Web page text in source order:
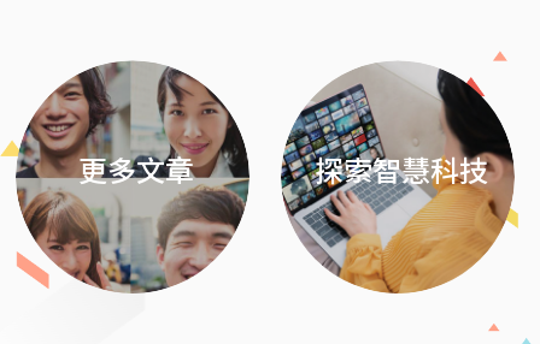
更多文章 探索智慧科技